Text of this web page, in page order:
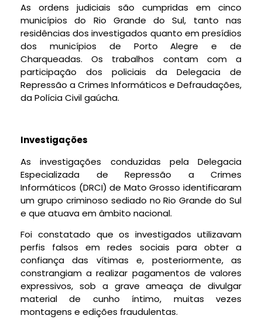
As ordens judiciais são cumpridas em cinco
municípios do Rio Grande do Sul, tanto nas
residências dos investigados quanto em presídios
dos municípios de Porto Alegre e de
Charqueadas. Os trabalhos contam com a
participação dos policiais da Delegacia de
Repressão a Crimes Informáticos e Defraudações,
da Polícia Civil gaúcha.
Investigações
As investigações conduzidas pela Delegacia
Especializada de Repressão a Crimes
Informáticos (DRCI) de Mato Grosso identificaram
um grupo criminoso sediado no Rio Grande do Sul
e que atuava em âmbito nacional.
Foi constatado que os investigados utilizavam
perfis falsos em redes sociais para obter a
confiança das vítimas e, posteriormente, as
constrangiam a realizar pagamentos de valores
expressivos, sob a grave ameaça de divulgar
material de cunho íntimo, muitas vezes
montagens e edições fraudulentas.